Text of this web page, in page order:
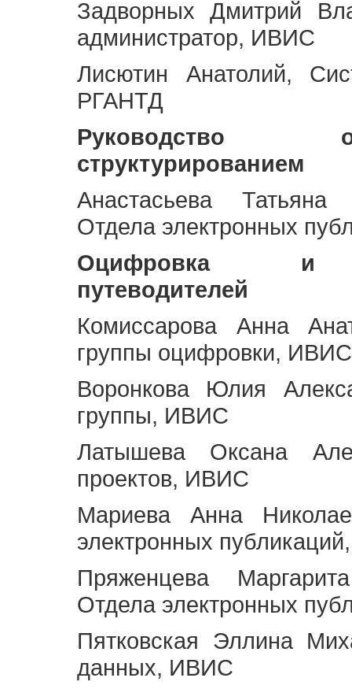
Задворных Дмитрий
администратор, ИВИС
Лисютин Анатолий,
РГАНТД
Руководство
структурированием
Анастасьева Татьяна
Отдела электронных
Оцифровка и
путеводителей
Комиссарова Анна
группы оцифровки, ИВИС
Воронкова Юлия
группы, ИВИС
Латышева Оксана
проектов, ИВИС
Мариева Анна
электронных
Пряженцева
Отдела электронных
Пятковская Эллина
данных, ИВИС